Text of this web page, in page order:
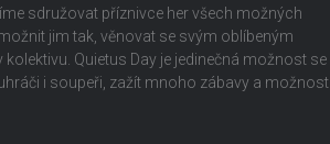
sdružovat příznivce her všech možných
jim tak, věnovat se svým oblíbeným
Quietus Day je jedinečná možnost se
i soupeři, zažít mnoho zábavy a možnost